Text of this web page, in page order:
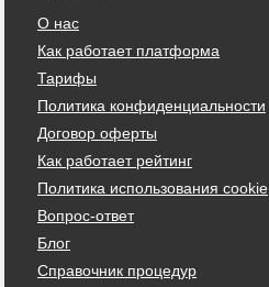
О нас
Как работает платформа
Тарифы
Политика конфиденциальности
Договор оферты
Как работает рейтинг
Политика использования cookie
Вопрос-ответ
Блог
Справочник процедур